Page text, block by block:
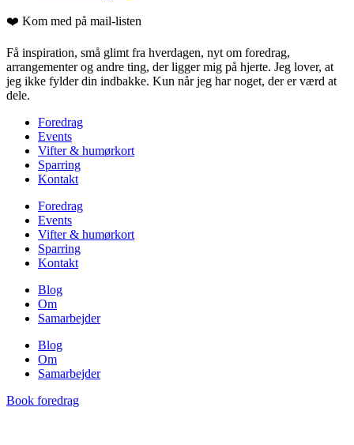
❤️ Kom med på mail-listen
Få inspiration, små glimt fra hverdagen, nyt om foredrag,
arrangementer og andre ting, der ligger mig på hjerte. Jeg lover, at
jeg ikke fylder din indbakke. Kun når jeg har noget, der er værd at
dele.
Foredrag
Events
Vifter & humørkort
Sparring
Kontakt
Foredrag
Events
Vifter & humørkort
Sparring
Kontakt
Blog
Om
Samarbejder
Blog
Om
Samarbejder
Book foredrag